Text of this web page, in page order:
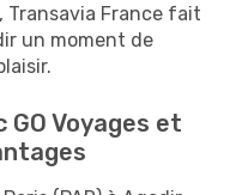
Transavia France fait
un moment de
Voyages et